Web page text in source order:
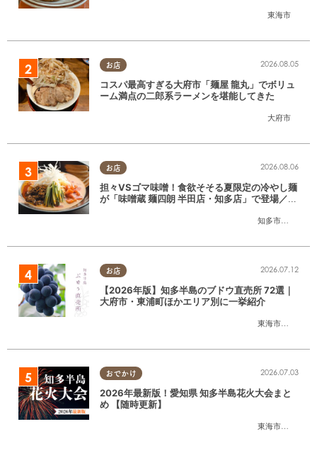
東海市
お店
大府市
2026.08.05
コスパ最高すぎる大府市「麺屋 龍丸」でボリュ
ーム満点の二郎系ラーメンを堪能してきた
お店
知多市
,半田市
2026.08.06
担々VSゴマ味噌！食欲そそる夏限定の冷やし麺
が「味噌蔵 麺四朗 半田店・知多店」で登場／ち
お店
東海市
,大府市
2026.07.12
【2026年版】知多半島のブドウ直売所 72選｜
大府市・東浦町ほかエリア別に一挙紹介
おでかけ
東海市
,大府市
2026.07.03
2026年最新版！愛知県 知多半島花火大会まと
め 【随時更新】